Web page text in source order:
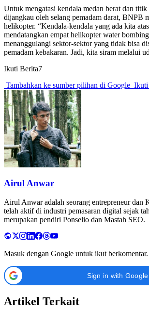
Untuk mengatasi kendala medan berat dan
dijangkau oleh selang pemadam darat, BNPB
helikopter. “Kendala-kendala yang ada kita
mendatangkan empat helikopter water
menanggulangi sektor-sektor yang tidak bisa
pemadam kebakaran. Jadi, kita siram melalui
Ikuti Berita7
Tambahkan ke sumber pilihan di Google Ikuti
Airul Anwar
Airul Anwar adalah seorang entrepreneur dan
telah aktif di industri pemasaran digital sejak
merupakan pendiri Ponselio dan Mastah SEO.
Masuk dengan Google untuk ikut berkomentar.
Sign in with Google
Artikel Terkait